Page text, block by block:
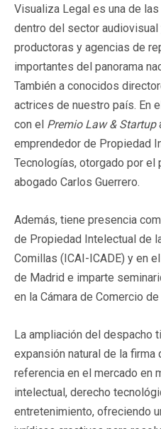
Visualiza Legal es una de
dentro del sector
productoras y agencias de
importantes del panorama
También a conocidos
actrices de nuestro país. En
con el Premio Law & Startup
emprendedor de Propiedad
Tecnologías, otorgado por
abogado Carlos Guerrero.
Además, tiene presencia
de Propiedad Intelectual de
Comillas (ICAI-ICADE) y en
de Madrid e imparte
en la Cámara de Comercio
La ampliación del despacho
expansión natural de la
referencia en el mercado en
intelectual, derecho
entretenimiento, ofreciendo